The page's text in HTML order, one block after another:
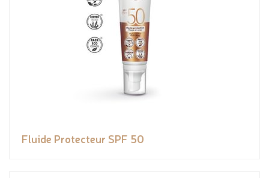
Fluide Protecteur SPF 50